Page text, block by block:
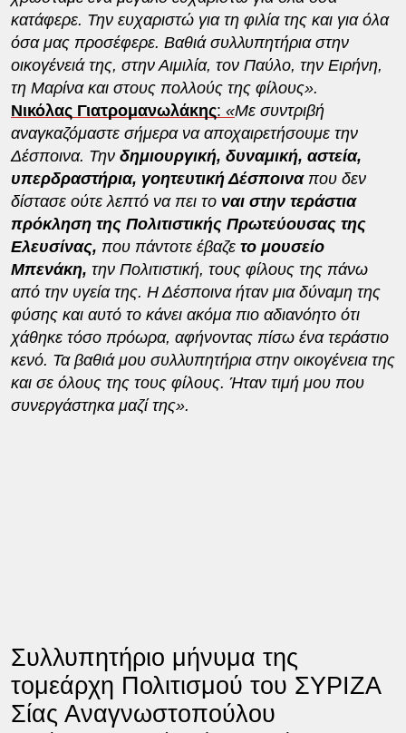
κατάφερε. Την ευχαριστώ για τη φιλία της και για όλα
όσα μας προσέφερε. Βαθιά συλλυπητήρια στην
οικογένειά της, στην Αιμιλία, τον Παύλο, την Ειρήνη,
τη Μαρίνα και στους πολλούς της φίλους».
Νικόλας Γιατρομανωλάκης: «Με συντριβή
αναγκαζόμαστε σήμερα να αποχαιρετήσουμε την
Δέσποινα. Την δημιουργική, δυναμική, αστεία,
υπερδραστήρια, γοητευτική Δέσποιναπου δεν
δίστασε ούτε λεπτό να πει τοναι στην τεράστια
πρόκληση της Πολιτιστικής Πρωτεύουσας της
Ελευσίνας, που πάντοτε έβαζετο μουσείο
Μπενάκη, την Πολιτιστική, τους φίλους της πάνω
από την υγεία της. Η Δέσποινα ήταν μια δύναμη της
φύσης και αυτό το κάνει ακόμα πιο αδιανόητο ότι
χάθηκε τόσο πρόωρα, αφήνοντας πίσω ένα τεράστιο
κενό. Τα βαθιά μου συλλυπητήρια στην οικογένεια της
και σε όλους της τους φίλους. Ήταν τιμή μου που
συνεργάστηκα μαζί της».
Συλλυπητήριο μήνυμα της
τομεάρχη Πολιτισμού του ΣΥΡΙΖΑ
Σίας Αναγνωστοπούλου